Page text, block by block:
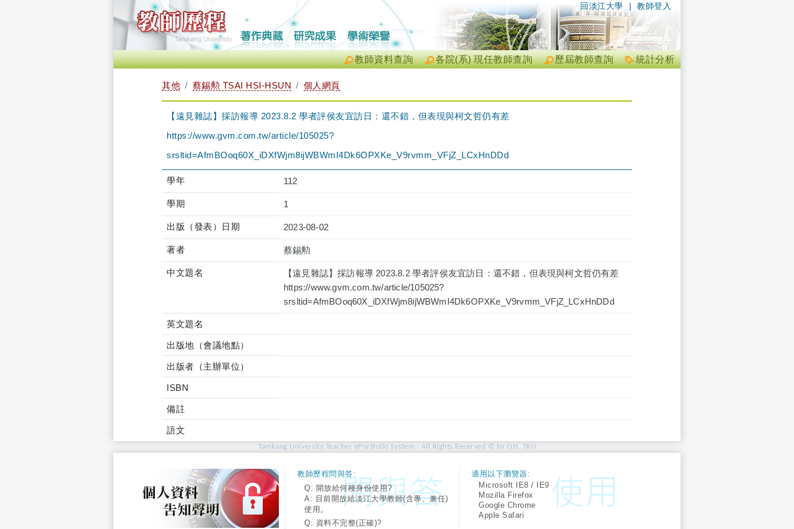
| 教師登入
回淡江大學
統計分析
歷屆教師查詢
各院(系) 現任教師查詢
教師資料查詢
其他 蔡錫勲 TSAI HSI-HSUN 個人網頁
【遠見雜誌】採訪報導 2023.8.2 學者評侯友宜訪日：還不錯，但表現與柯文哲仍有差
https://www.gvm.com.tw/article/105025?
srsltid=AfmBOoq60X_iDXfWjm8ijWBWmI4Dk6OPXKe_V9rvmm_VFjZ_LCxHnDDd
學年 112
學期 1
出版（發表）日期 2023-08-02
著者 蔡錫勲
中文題名
【遠見雜誌】採訪報導 2023.8.2 學者評侯友宜訪日：還不錯，但表現與柯文哲仍有差
https://www.gvm.com.tw/article/105025?
srsltid=AfmBOoq60X_iDXfWjm8ijWBWmI4Dk6OPXKe_V9rvmm_VFjZ_LCxHnDDd
英文題名
出版地（會議地點）
出版者（主辦單位）
ISBN
備註
語文
Tamkang University Teacher ePortfolio System - All Rights Reserved © by OIS, TKU
教師歷程問與答:
Q: 開放給何種身份使用?
A: 目前開放給淡江大學教師(含專、兼任)
使用。
Q: 資料不完整(正確)?
適用以下瀏覽器:
Microsoft IE8 / IE9
Mozilla Firefox
Google Chrome
Apple Safari